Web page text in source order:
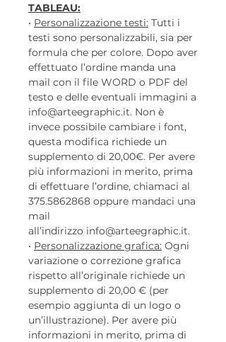
TABLEAU:
• Personalizzazione testi: Tutti i
testi sono personalizzabili, sia per
formula che per colore. Dopo aver
effettuato l’ordine manda una
mail con il file WORD o PDF del
testo e delle eventuali immagini a
info@arteegraphic.it. Non è
invece possibile cambiare i font,
questa modifica richiede un
supplemento di 20,00€. Per avere
più informazioni in merito, prima
di effettuare l’ordine, chiamaci al
375.5862868 oppure mandaci una
mail
all’indirizzo info@arteegraphic.it.
• Personalizzazione grafica: Ogni
variazione o correzione grafica
rispetto all’originale richiede un
supplemento di 20,00 € (per
esempio aggiunta di un logo o
un’illustrazione). Per avere più
informazioni in merito, prima di